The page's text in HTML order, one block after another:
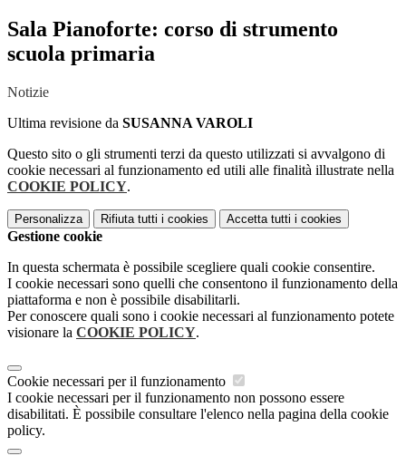
Sala Pianoforte: corso di strumento
scuola primaria
Notizie
Ultima revisione da SUSANNA VAROLI
Questo sito o gli strumenti terzi da questo utilizzati si avvalgono di
cookie necessari al funzionamento ed utili alle finalità illustrate nella
COOKIE POLICY.
Personalizza Rifiuta tutti i cookies Accetta tutti i cookies
Gestione cookie
In questa schermata è possibile scegliere quali cookie consentire.
I cookie necessari sono quelli che consentono il funzionamento della
piattaforma e non è possibile disabilitarli.
Per conoscere quali sono i cookie necessari al funzionamento potete
visionare la COOKIE POLICY.
Cookie necessari per il funzionamento
I cookie necessari per il funzionamento non possono essere
disabilitati. È possibile consultare l'elenco nella pagina della cookie
policy.